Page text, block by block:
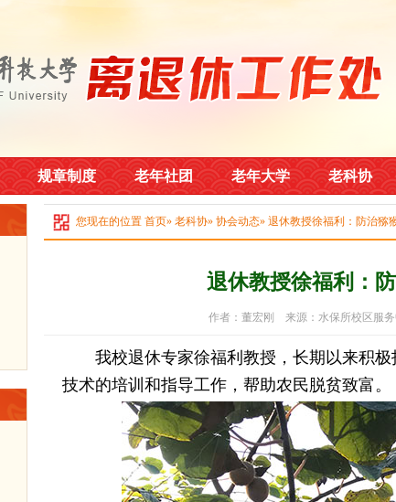
规章制度 老年社团 老年大学 老科协
您现在的位置 首页» 老科协» 协会动态» 退休教授徐福利：防治猕
退休教授徐福利：
作者：董宏刚 来源：水保所校区服
我校退休专家徐福利教授，长期以来积极
技术的培训和指导工作，帮助农民脱贫致富。